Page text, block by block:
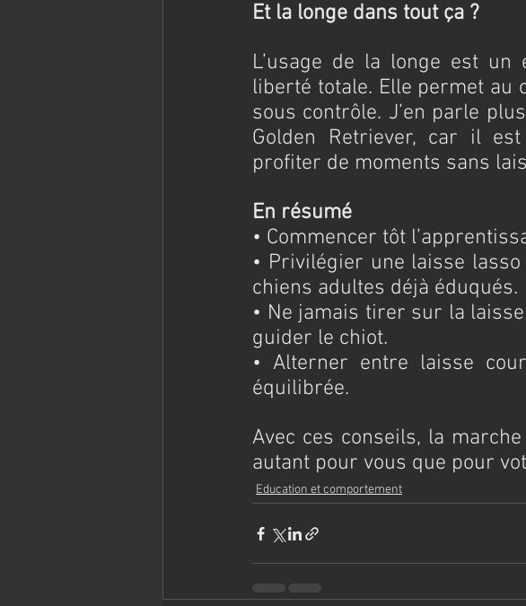
Et la longe dans tout ça ?
L’usage de la longe est
liberté totale. Elle permet au
sous contrôle. J’en parle
Golden Retriever, car il
profiter de moments sans
En résumé
• Commencer tôt
• Privilégier une laisse
chiens adultes déjà éduqués.
• Ne jamais tirer sur la
guider le chiot.
• Alterner entre laisse
équilibrée.
Avec ces conseils, la
autant pour vous que pour
Education et comportement